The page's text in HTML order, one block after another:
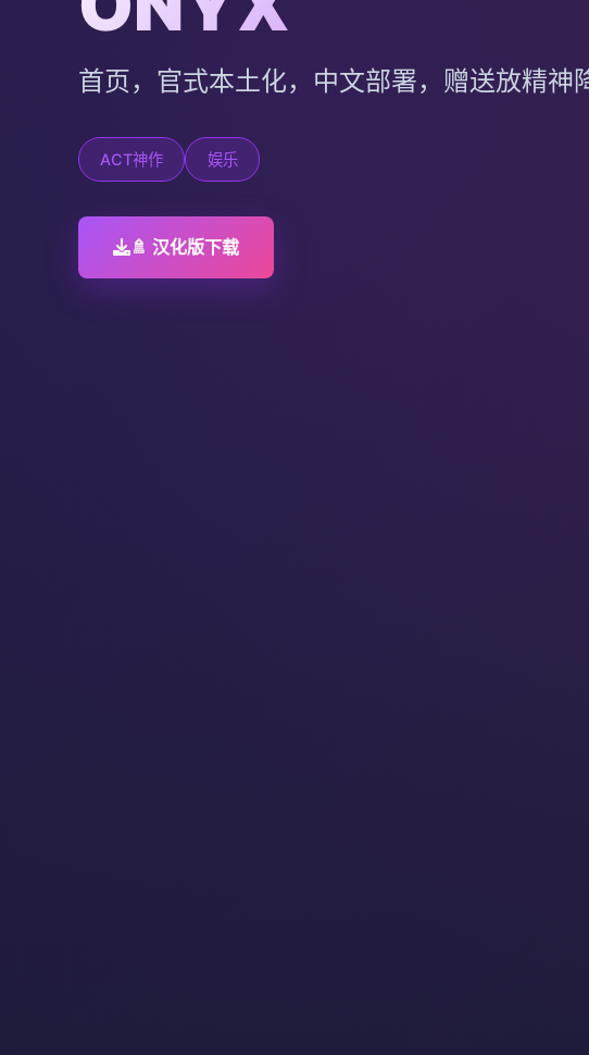
首页，官式本土化，中文部署，赠送放精神
ACT神作 娱乐
🚿 汉化版下载